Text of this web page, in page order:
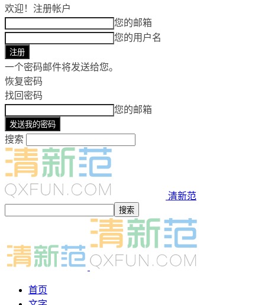
欢迎！ 注册帐户
您的邮箱
您的用户名
一个密码邮件将发送给您。
恢复密码
找回密码
您的邮箱
搜索
清新范
首页